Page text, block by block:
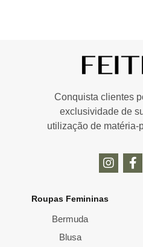
Conquista clientes
exclusividade de
utilização de matéria-
Roupas Femininas
Bermuda
Blusa